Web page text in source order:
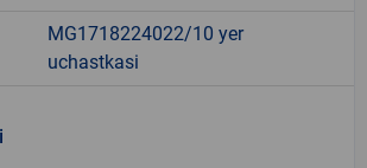
MG1718224022/10 yer
uchastkasi